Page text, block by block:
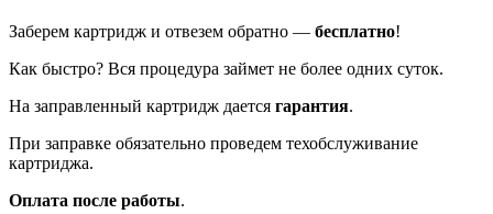
Заберем картридж и отвезем обратно — бесплатно!
Как быстро? Вся процедура займет не более одних суток.
На заправленный картридж дается гарантия.
При заправке обязательно проведем техобслуживание
картриджа.
Оплата после работы.